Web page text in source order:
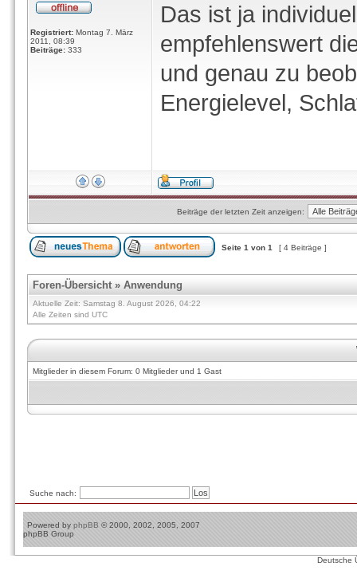
Registriert: Montag 7. März
2011, 08:39
Beiträge: 333
Das ist ja
empfehlenswert
und genau zu
Energielevel,
Beiträge der letzten Zeit anzeigen:
Seite 1 von 1 [ 4 Beiträge ]
Foren-Übersicht» Anwendung
Aktuelle Zeit: Samstag 8. August 2026, 04:22
Alle Zeiten sind UTC
Mitglieder in diesem Forum: 0 Mitglieder und 1 Gast
Suche nach:
Powered by phpBB © 2000, 2002, 2005, 2007
phpBB Group
Deutsche